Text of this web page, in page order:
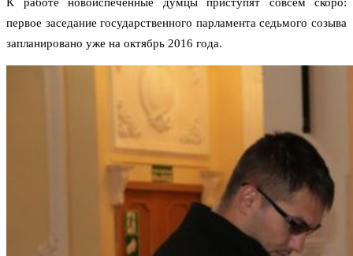
К работе новоиспечённые думцы приступят совсем скоро:
первое заседание государственного парламента седьмого созыва
запланировано уже на октябрь 2016 года.